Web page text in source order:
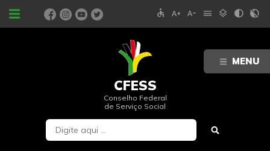
MENU
PORTAIS accessible text_increase text_decrease menu layers contrast contrast_rtl_off
CFESS
Conselho Federal
de Serviço Social